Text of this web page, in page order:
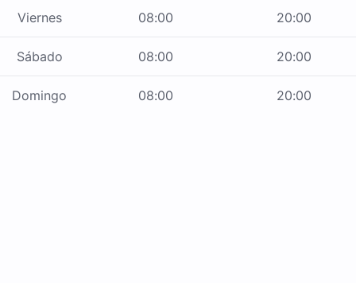
Viernes 08:00 20:00
Sábado 08:00 20:00
Domingo 08:00 20:00